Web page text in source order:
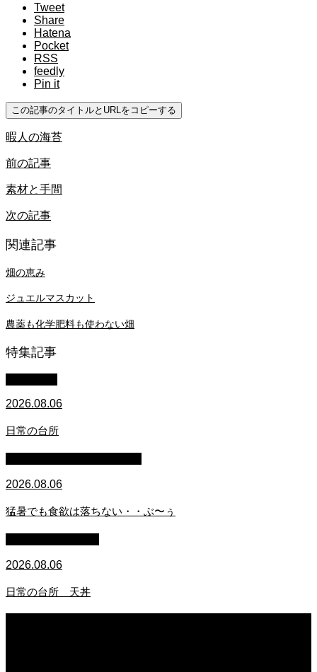
Tweet
Share
Hatena
Pocket
RSS
feedly
Pin it
この記事のタイトルとURLをコピーする
暇人の海苔
前の記事
素材と手間
次の記事
関連記事
畑の恵み
ジュエルマスカット
農薬も化学肥料も使わない畑
特集記事
2026.08.06
日常の台所
2026.08.06
猛暑でも食欲は落ちない・・ぶ〜ぅ
2026.08.06
日常の台所 天丼